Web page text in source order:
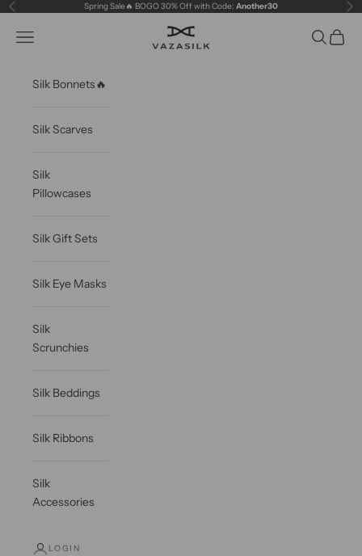
Skip to content
Previous Spring Sale🔥 BOGO 30% Off with Code: Another30
VAZASILK
Open navigation menu OpenOpen
Silk Bonnets🔥
Silk Scarves
Silk
Pillowcases
Silk Gift Sets
Silk Eye Masks
Silk
Scrunchies
Silk Beddings
Silk Ribbons
Silk
Accessories
LOGIN